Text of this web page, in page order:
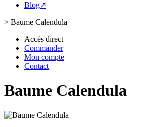
Blog↗
> Baume Calendula
Accès direct
Commander
Mon compte
Contact
Baume Calendula